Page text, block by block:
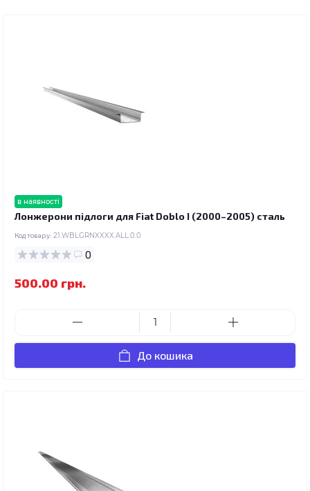
в наявності
Лонжерони підлоги для Fiat Doblo I (2000–2005) сталь
Код товару: 21.WBLGRNXXXX.ALL.0.0
0
500.00 грн.
До кошика